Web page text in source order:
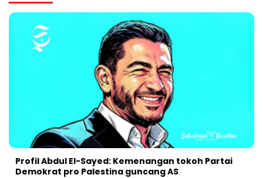
Profil Abdul El-Sayed: Kemenangan tokoh Partai
Demokrat pro Palestina guncang AS